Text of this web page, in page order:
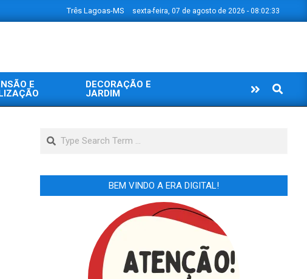
Três Lagoas-MS sexta-feira, 07 de agosto de 2026 - 08:02:34
E
DECORAÇÃO E
JARDIM
Search
Search
BEM VINDO A ERA DIGITAL!